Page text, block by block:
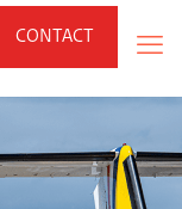
CONTACT